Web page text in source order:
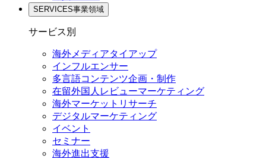
SERVICES事業領域
サービス別
海外メディアタイアップ
インフルエンサー
多言語コンテンツ企画・制作
在留外国⼈レビューマーケティング
海外マーケットリサーチ
デジタルマーケティング
イベント
セミナー
海外進出支援